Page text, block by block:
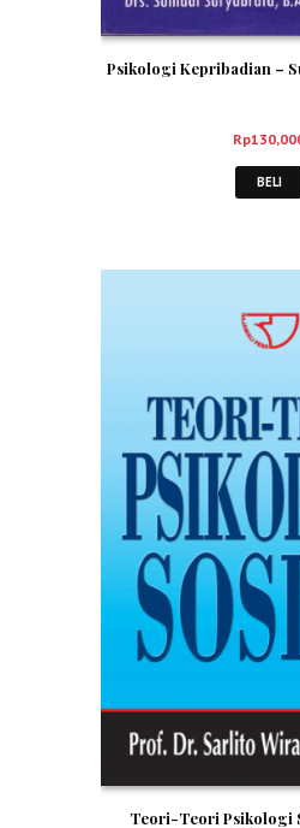
Psikologi Kepribadian –
Rp
BELI
Teori-Teori Psikologi